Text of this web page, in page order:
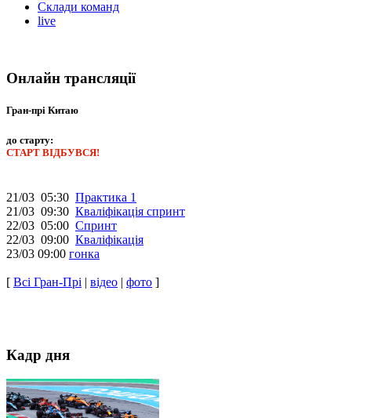
Склади команд
live
Онлайн трансляції
Гран-прі Китаю
до старту:
СТАРТ ВІДБУВСЯ!
21/03 05:30 Практика 1
21/03 09:30 Кваліфікація спринт
22/03 05:00 Спринт
22/03 09:00 Кваліфікація
23/03 09:00 гонка
[ Всі Гран-Прі | відео | фото ]
Кадр дня